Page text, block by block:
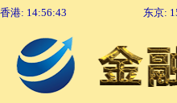
香港: 14:56:43 东京: